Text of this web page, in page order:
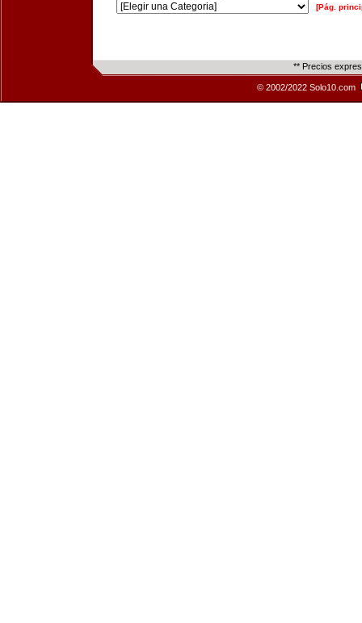
[Pág.
** Precios
© 2002/2022 Solo10.com